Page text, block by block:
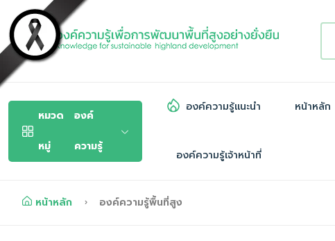
หมวด
หมู่
องค์
ความรู้
องค์ความรู้แนะนำ หน้าหลัก
องค์ความรู้เจ้าหน้าที่
หน้าหลัก องค์ความรู้พื้นที่สูง